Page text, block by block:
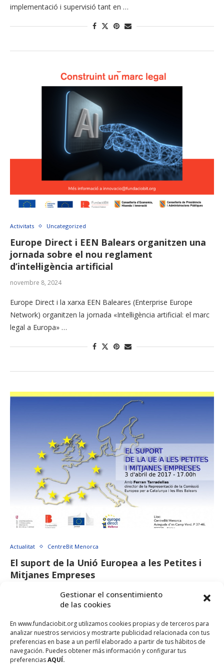
Gestionar el consentimiento
de las cookies
En www.fundaciobit.org utilizamos cookies propias y de terceros para
analizar nuestros servicios y mostrarte publicidad relacionada con tus
preferencias en base a un perfil elaborado a partir de tus hábitos de
navegación. Puedes obtener más información y configurar tus
preferenciasAQUÍ.
implementació i supervisió tant en …
Activitats Uncategorized
Europe Direct i EEN Balears organitzen una
jornada sobre el nou reglament
d’intel·ligència artificial
novembre 8, 2024
Europe Direct i la xarxa EEN Baleares (Enterprise Europe
Network) organitzen la jornada «Intel·ligència artificial: el marc
legal a Europa» …
Actualitat CentreBit Menorca
El suport de la Unió Europea a les Petites i
Mitjanes Empreses
el col·loqui “El suport de la Unió …